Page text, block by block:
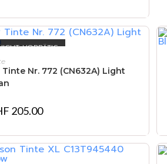
VORRÄTIG
Tinte Nr. 772 (CN632A) Light
205.00